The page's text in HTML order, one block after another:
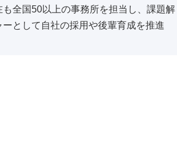
全国50以上の事務所を担当し、課題解
として自社の採用や後輩育成を推進